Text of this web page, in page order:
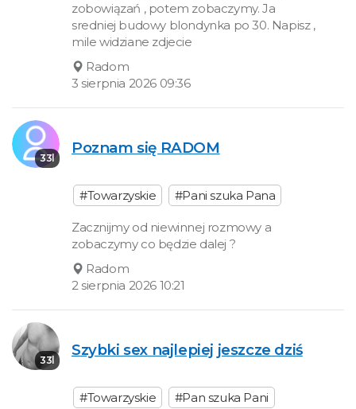
zobowiązań , potem zobaczymy. Ja
sredniej budowy blondynka po 30. Napisz ,
mile widziane zdjecie
Radom
3 sierpnia 2026 09:36
33l
Poznam się RADOM
#Towarzyskie #Pani szuka Pana
Zacznijmy od niewinnej rozmowy a
zobaczymy co będzie dalej ?
Radom
2 sierpnia 2026 10:21
33l
Szybki sex najlepiej jeszcze dziś
#Towarzyskie
#Pan szuka Pani